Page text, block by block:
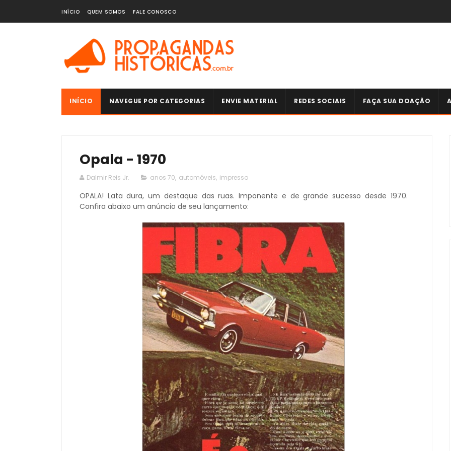
INÍCIO QUEM SOMOS FALE CONOSCO
INÍCIO NAVEGUE POR CATEGORIAS ENVIE MATERIAL REDES SOCIAIS FAÇA SUA DOAÇÃO
Opala - 1970
Dalmir Reis Jr. anos 70, automóveis, impresso
OPALA! Lata dura, um destaque das ruas. Imponente e de grande sucesso desde 1970.
Confira abaixo um anúncio de seu lançamento: